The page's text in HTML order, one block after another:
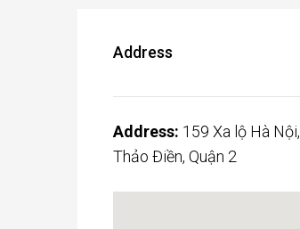
Address
Address: 159 Xa lộ Hà Nội,
Thảo Điền, Quận 2